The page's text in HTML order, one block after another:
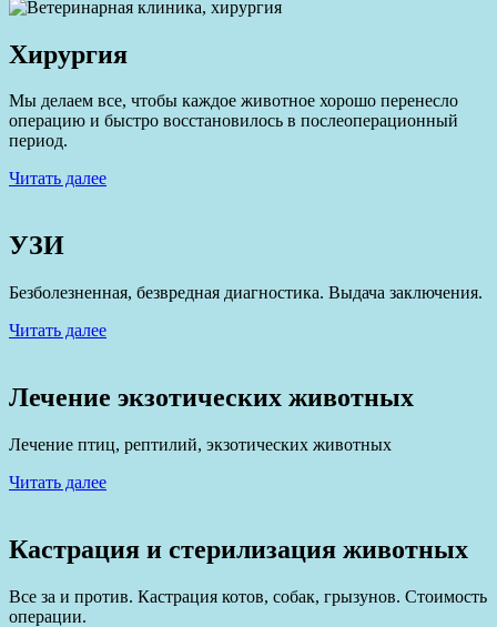
Хирургия
Мы делаем все, чтобы каждое животное хорошо перенесло
операцию и быстро восстановилось в послеоперационный
период.
Читать далее
УЗИ
Безболезненная, безвредная диагностика. Выдача заключения.
Читать далее
Лечение экзотических животных
Лечение птиц, рептилий, экзотических животных
Читать далее
Кастрация и стерилизация животных
Все за и против. Кастрация котов, собак, грызунов. Стоимость
операции.